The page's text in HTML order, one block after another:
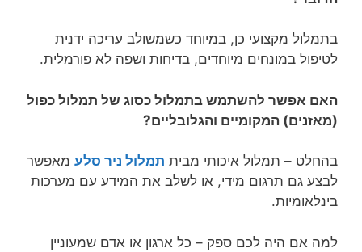
בתמלול מקצועי כן, במיוחד כשמשולב עריכה ידנית
לטיפול במונחים מיוחדים, בדיחות ושפה לא פורמלית.
האם אפשר להשתמש בתמלול כסוג של תמלול כפול
(מאזנים) המקומיים והגלובליים?
בהחלט – תמלול איכותי מבית תמלול ניר סלע מאפשר
לבצע גם תרגום מידי, או לשלב את המידע עם מערכות
בינלאומיות.
למה אם היה לכם ספק – כל ארגון או אדם שמעוניין